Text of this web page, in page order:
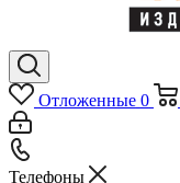
Отложенные 0
Телефоны